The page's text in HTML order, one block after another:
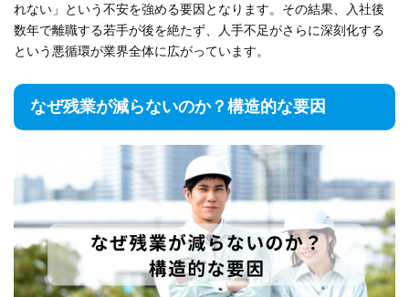
れない」という不安を強める要因となります。その結果、入社後
数年で離職する若手が後を絶たず、人手不足がさらに深刻化する
という悪循環が業界全体に広がっています。
なぜ残業が減らないのか？構造的な要因